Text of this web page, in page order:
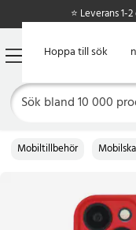
Hoppa till
Hoppa till sök
⭐ Leverans 1-
Mobiltillbehör